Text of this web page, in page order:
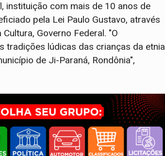
instituição com mais de 10 anos de
pela Lei Paulo Gustavo, através
Governo Federal. "O
tradições lúdicas das crianças da etnia
de Ji-Paraná, Rondônia",